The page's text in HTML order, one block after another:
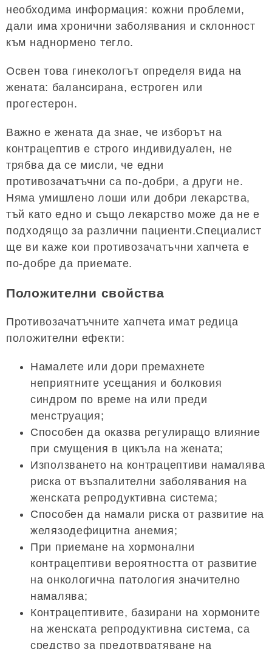
необходима информация: кожни проблеми,
дали има хронични заболявания и склонност
към наднормено тегло.
Освен това гинекологът определя вида на
жената: балансирана, естроген или
прогестерон.
Важно е жената да знае, че изборът на
контрацептив е строго индивидуален, не
трябва да се мисли, че едни
противозачатъчни са по-добри, а други не.
Няма умишлено лоши или добри лекарства,
тъй като едно и също лекарство може да не е
подходящо за различни пациенти.Специалист
ще ви каже кои противозачатъчни хапчета е
по-добре да приемате.
Положителни свойства
Противозачатъчните хапчета имат редица
положителни ефекти:
Намалете или дори премахнете
неприятните усещания и болковия
синдром по време на или преди
менструация;
Способен да оказва регулиращо влияние
при смущения в цикъла на жената;
Използването на контрацептиви намалява
риска от възпалителни заболявания на
женската репродуктивна система;
Способен да намали риска от развитие на
желязодефицитна анемия;
При приемане на хормонални
контрацептиви вероятността от развитие
на онкологична патология значително
намалява;
Контрацептивите, базирани на хормоните
на женската репродуктивна система, са
средство за предотвратяване на